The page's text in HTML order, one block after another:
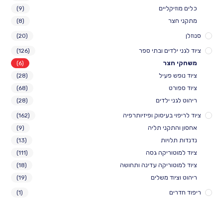
כלים מוזיקליים (9)
מתקני חצר (8)
סנוזלן (20)
ציוד לגני ילדים ובתי ספר (126)
משחקי חצר (6)
ציוד נופש פעיל (28)
ציוד ספורט (68)
ריהוט לגני ילדים (28)
ציוד לריפוי בעיסוק ופיזיותרפיה (162)
אחסון והתקני תליה (9)
נדנדות תלויות (13)
ציוד למוטוריקה גסה (111)
ציוד למוטוריקה עדינה ותחושה (18)
ריהוט וציוד משלים (19)
ריפוד חדרים (1)